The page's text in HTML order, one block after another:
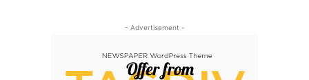
- Advertisement -